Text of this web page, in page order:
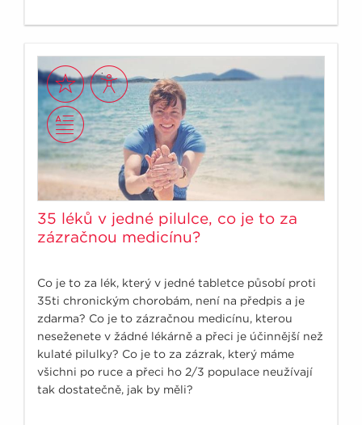
35 léků v jedné pilulce, co je to za
zázračnou medicínu?
Co je to za lék, který v jedné tabletce působí proti
35ti chronickým chorobám, není na předpis a je
zdarma? Co je to zázračnou medicínu, kterou
neseženete v žádné lékárně a přeci je účinnější než
kulaté pilulky? Co je to za zázrak, který máme
všichni po ruce a přeci ho 2/3 populace neužívají
tak dostatečně, jak by měli?